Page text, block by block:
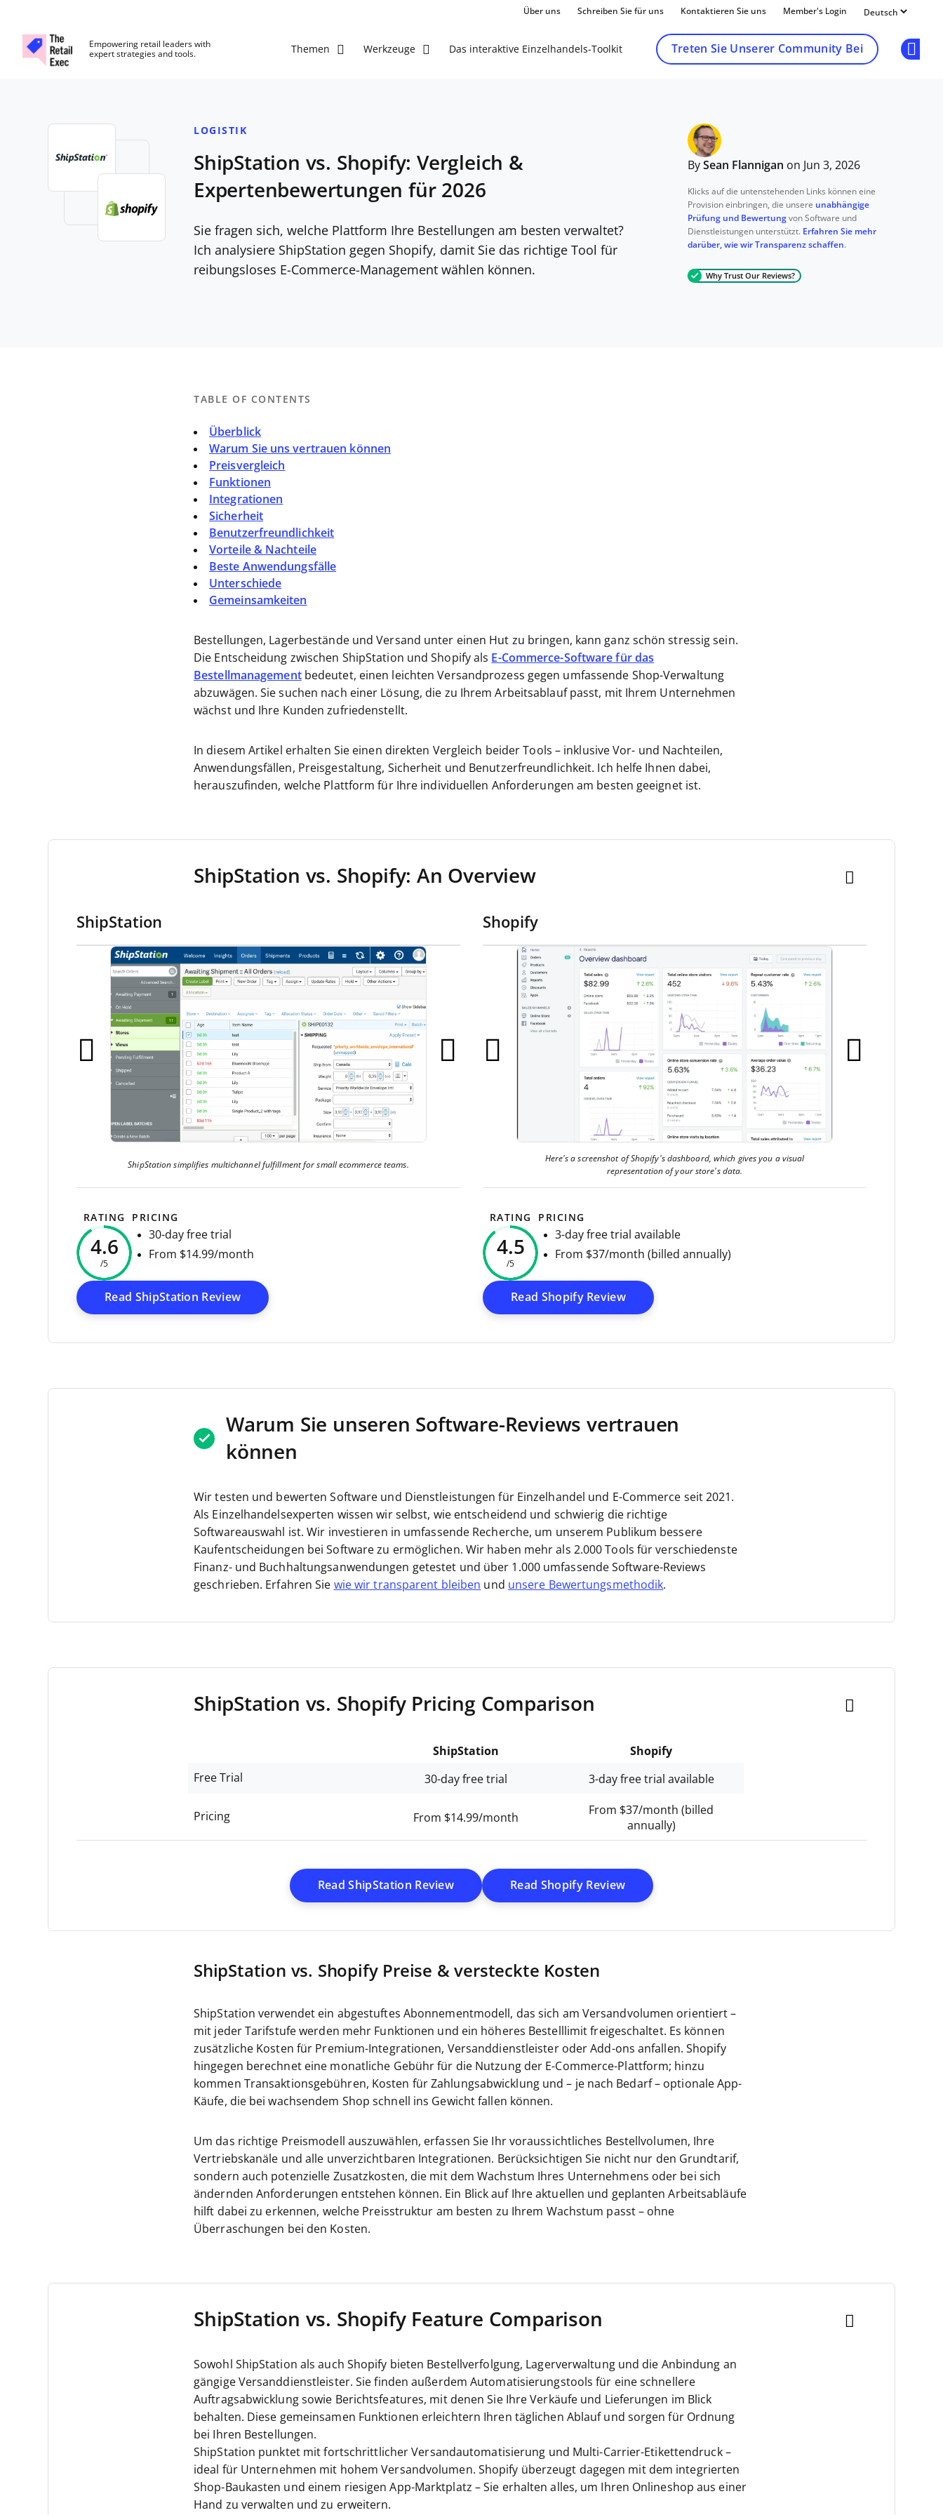
Über uns Schreiben Sie für uns Kontaktieren Sie uns Member's Login
Empowering retail leaders with
expert strategies and tools.
Themen Werkzeuge Das interaktive Einzelhandels-Toolkit Treten Sie Unserer Community Bei
LOGISTIK
ShipStation vs. Shopify: Vergleich &
Expertenbewertungen für 2026
Sie fragen sich, welche Plattform Ihre Bestellungen am besten verwaltet?
Ich analysiere ShipStation gegen Shopify, damit Sie das richtige Tool für
reibungsloses E-Commerce-Management wählen können.
By Sean Flannigan on Jun 3, 2026
Klicks auf die untenstehenden Links können eine
Provision einbringen, die unsere unabhängige
Prüfung und Bewertung von Software und
Dienstleistungen unterstützt. Erfahren Sie mehr
darüber, wie wir Transparenz schaffen.
Why Trust Our Reviews?
TABLE OF CONTENTS
Überblick
Warum Sie uns vertrauen können
Preisvergleich
Funktionen
Integrationen
Sicherheit
Benutzerfreundlichkeit
Vorteile & Nachteile
Beste Anwendungsfälle
Unterschiede
Gemeinsamkeiten
Bestellungen, Lagerbestände und Versand unter einen Hut zu bringen, kann ganz schön stressig sein.
Die Entscheidung zwischen ShipStation und Shopify als E-Commerce-Software für das
Bestellmanagementbedeutet, einen leichten Versandprozess gegen umfassende Shop-Verwaltung
abzuwägen. Sie suchen nach einer Lösung, die zu Ihrem Arbeitsablauf passt, mit Ihrem Unternehmen
wächst und Ihre Kunden zufriedenstellt.
In diesem Artikel erhalten Sie einen direkten Vergleich beider Tools – inklusive Vor- und Nachteilen,
Anwendungsfällen, Preisgestaltung, Sicherheit und Benutzerfreundlichkeit. Ich helfe Ihnen dabei,
herauszufinden, welche Plattform für Ihre individuellen Anforderungen am besten geeignet ist.
ShipStation vs. Shopify: An Overview
ShipStation
ShipStation simplifies multichannel fulfillment for small ecommerce teams.
RATING
4.6
/5
PRICING
30-day free trial
From $14.99/month
Read ShipStation ReviewOpens New Window
Shopify
Here's a screenshot of Shopify’s dashboard, which gives you a visual
representation of your store’s data.
RATING
4.5
/5
PRICING
3-day free trial available
From $37/month (billed annually)
Read Shopify ReviewOpens New Window
Warum Sie unseren Software-Reviews vertrauen
können
Wir testen und bewerten Software und Dienstleistungen für Einzelhandel und E-Commerce seit 2021.
Als Einzelhandelsexperten wissen wir selbst, wie entscheidend und schwierig die richtige
Softwareauswahl ist. Wir investieren in umfassende Recherche, um unserem Publikum bessere
Kaufentscheidungen bei Software zu ermöglichen. Wir haben mehr als 2.000 Tools für verschiedenste
Finanz- und Buchhaltungsanwendungen getestet und über 1.000 umfassende Software-Reviews
geschrieben. Erfahren Sie wie wir transparent bleiben und unsere Bewertungsmethodik.
ShipStation vs. Shopify Pricing Comparison
ShipStation Shopify
Free Trial 30-day free trial 3-day free trial available
Pricing From $14.99/month
From $37/month (billed
annually)
Read ShipStation ReviewOpens New WindowRead Shopify ReviewOpens New Window
ShipStation vs. Shopify Preise & versteckte Kosten
ShipStation verwendet ein abgestuftes Abonnementmodell, das sich am Versandvolumen orientiert –
mit jeder Tarifstufe werden mehr Funktionen und ein höheres Bestelllimit freigeschaltet. Es können
zusätzliche Kosten für Premium-Integrationen, Versanddienstleister oder Add-ons anfallen. Shopify
hingegen berechnet eine monatliche Gebühr für die Nutzung der E-Commerce-Plattform; hinzu
kommen Transaktionsgebühren, Kosten für Zahlungsabwicklung und – je nach Bedarf – optionale App-
Käufe, die bei wachsendem Shop schnell ins Gewicht fallen können.
Um das richtige Preismodell auszuwählen, erfassen Sie Ihr voraussichtliches Bestellvolumen, Ihre
Vertriebskanäle und alle unverzichtbaren Integrationen. Berücksichtigen Sie nicht nur den Grundtarif,
sondern auch potenzielle Zusatzkosten, die mit dem Wachstum Ihres Unternehmens oder bei sich
ändernden Anforderungen entstehen können. Ein Blick auf Ihre aktuellen und geplanten Arbeitsabläufe
hilft dabei zu erkennen, welche Preisstruktur am besten zu Ihrem Wachstum passt – ohne
Überraschungen bei den Kosten.
ShipStation vs. Shopify Feature Comparison
Sowohl ShipStation als auch Shopify bieten Bestellverfolgung, Lagerverwaltung und die Anbindung an
gängige Versanddienstleister. Sie finden außerdem Automatisierungstools für eine schnellere
Auftragsabwicklung sowie Berichtsfeatures, mit denen Sie Ihre Verkäufe und Lieferungen im Blick
behalten. Diese gemeinsamen Funktionen erleichtern Ihren täglichen Ablauf und sorgen für Ordnung
bei Ihren Bestellungen.
ShipStation punktet mit fortschrittlicher Versandautomatisierung und Multi-Carrier-Etikettendruck –
ideal für Unternehmen mit hohem Versandvolumen. Shopify überzeugt dagegen mit dem integrierten
Shop-Baukasten und einem riesigen App-Marktplatz – Sie erhalten alles, um Ihren Onlineshop aus einer
Hand zu verwalten und zu erweitern.